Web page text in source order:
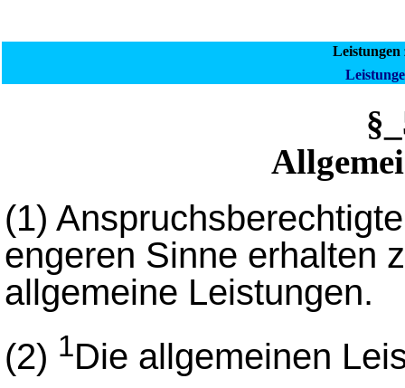
(1)
engeren Sinne erhalten
allgemeine Leistungen.
(2) 1Die allgemeinen